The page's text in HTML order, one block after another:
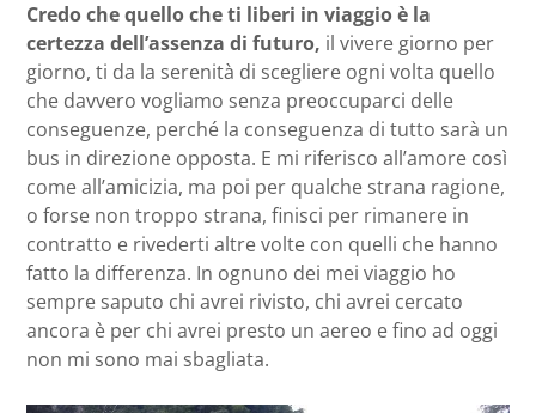
Credo che quello che ti liberi in viaggio è la
certezza dell’assenza di futuro, il vivere giorno per
giorno, ti da la serenità di scegliere ogni volta quello
che davvero vogliamo senza preoccuparci delle
conseguenze, perché la conseguenza di tutto sarà un
bus in direzione opposta. E mi riferisco all’amore così
come all’amicizia, ma poi per qualche strana ragione,
o forse non troppo strana, finisci per rimanere in
contratto e rivederti altre volte con quelli che hanno
fatto la differenza. In ognuno dei mei viaggio ho
sempre saputo chi avrei rivisto, chi avrei cercato
ancora è per chi avrei presto un aereo e fino ad oggi
non mi sono mai sbagliata.